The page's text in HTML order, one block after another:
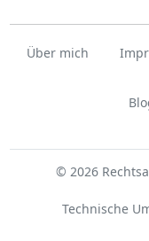
Über mich
© 2026
Technische